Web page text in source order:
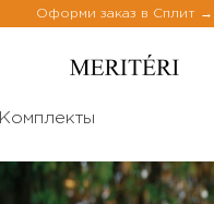
Оформи заказ в Сплит
Комплекты